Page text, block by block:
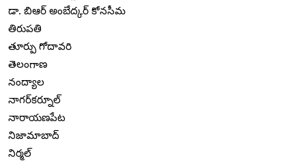
డా. బిఆర్ అంబేద్కర్ కోనసీమ
తిరుపతి
తూర్పు గోదావరి
తెలంగాణ
నంద్యాల
నాగర్‌కర్నూల్
నారాయణపేట
నిజామాబాద్
నిర్మల్